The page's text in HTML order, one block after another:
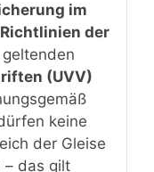
im
Richtlinien der
(UVV)
keine
der Gleise
– das gilt